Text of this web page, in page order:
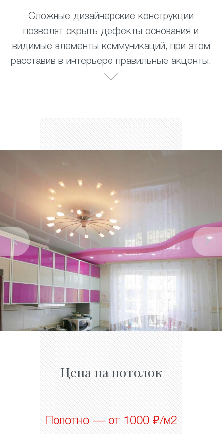
Сложные дизайнерские конструкции
позволят скрыть дефекты основания и
видимые элементы коммуникаций, при этом
расставив в интерьере правильные акценты.
Цена на потолок
Полотно — от 1000 ₽/м2